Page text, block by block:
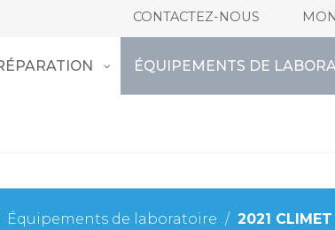
CONTACTEZ-NOUS
ÉQUIPEMENTS DE
Équipements de laboratoire / 2021